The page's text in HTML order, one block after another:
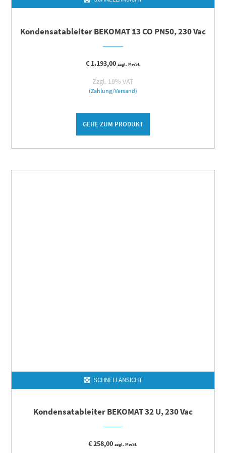
Kondensatableiter BEKOMAT 13 CO PN50, 230 Vac
€1.193,00 zzgl. MwSt.
Zzgl. 19% VAT
(Zahlung/Versand)
GEHE ZUM PRODUKT
SCHNELLANSICHT
Kondensatableiter BEKOMAT 32 U, 230 Vac
€258,00 zzgl. MwSt.